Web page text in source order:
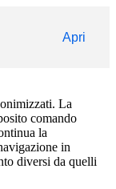
Apri
La
comando
la
in
diversi da quelli